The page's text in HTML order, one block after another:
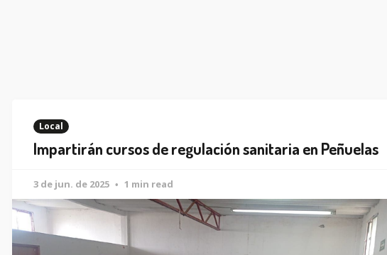
Local
Impartirán cursos de regulación sanitaria en Peñuelas
3 de jun. de 2025 1 min read